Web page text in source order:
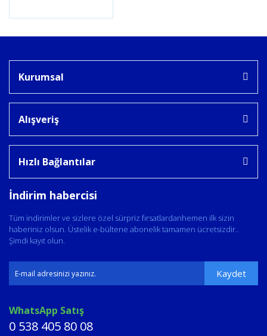
Kurumsal
Alışveriş
Hızlı Bağlantılar
İndirim habercisi
Tüm indirimler ve sizlere özel sürpriz fırsatlardanhemen ilk sizin
haberiniz olsun. Üstelik e-bültene abonelik tamamen ücretsizdir..
Şimdi kayıt olun.
Kaydet
WhatsApp Satış
0 538 405 80 08